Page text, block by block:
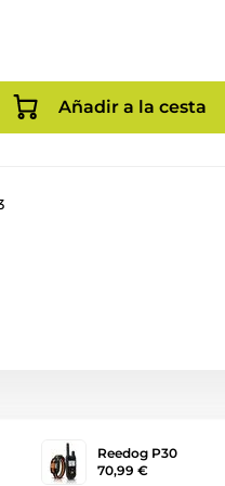
Añadir a la cesta
Reedog P30
70,99 €